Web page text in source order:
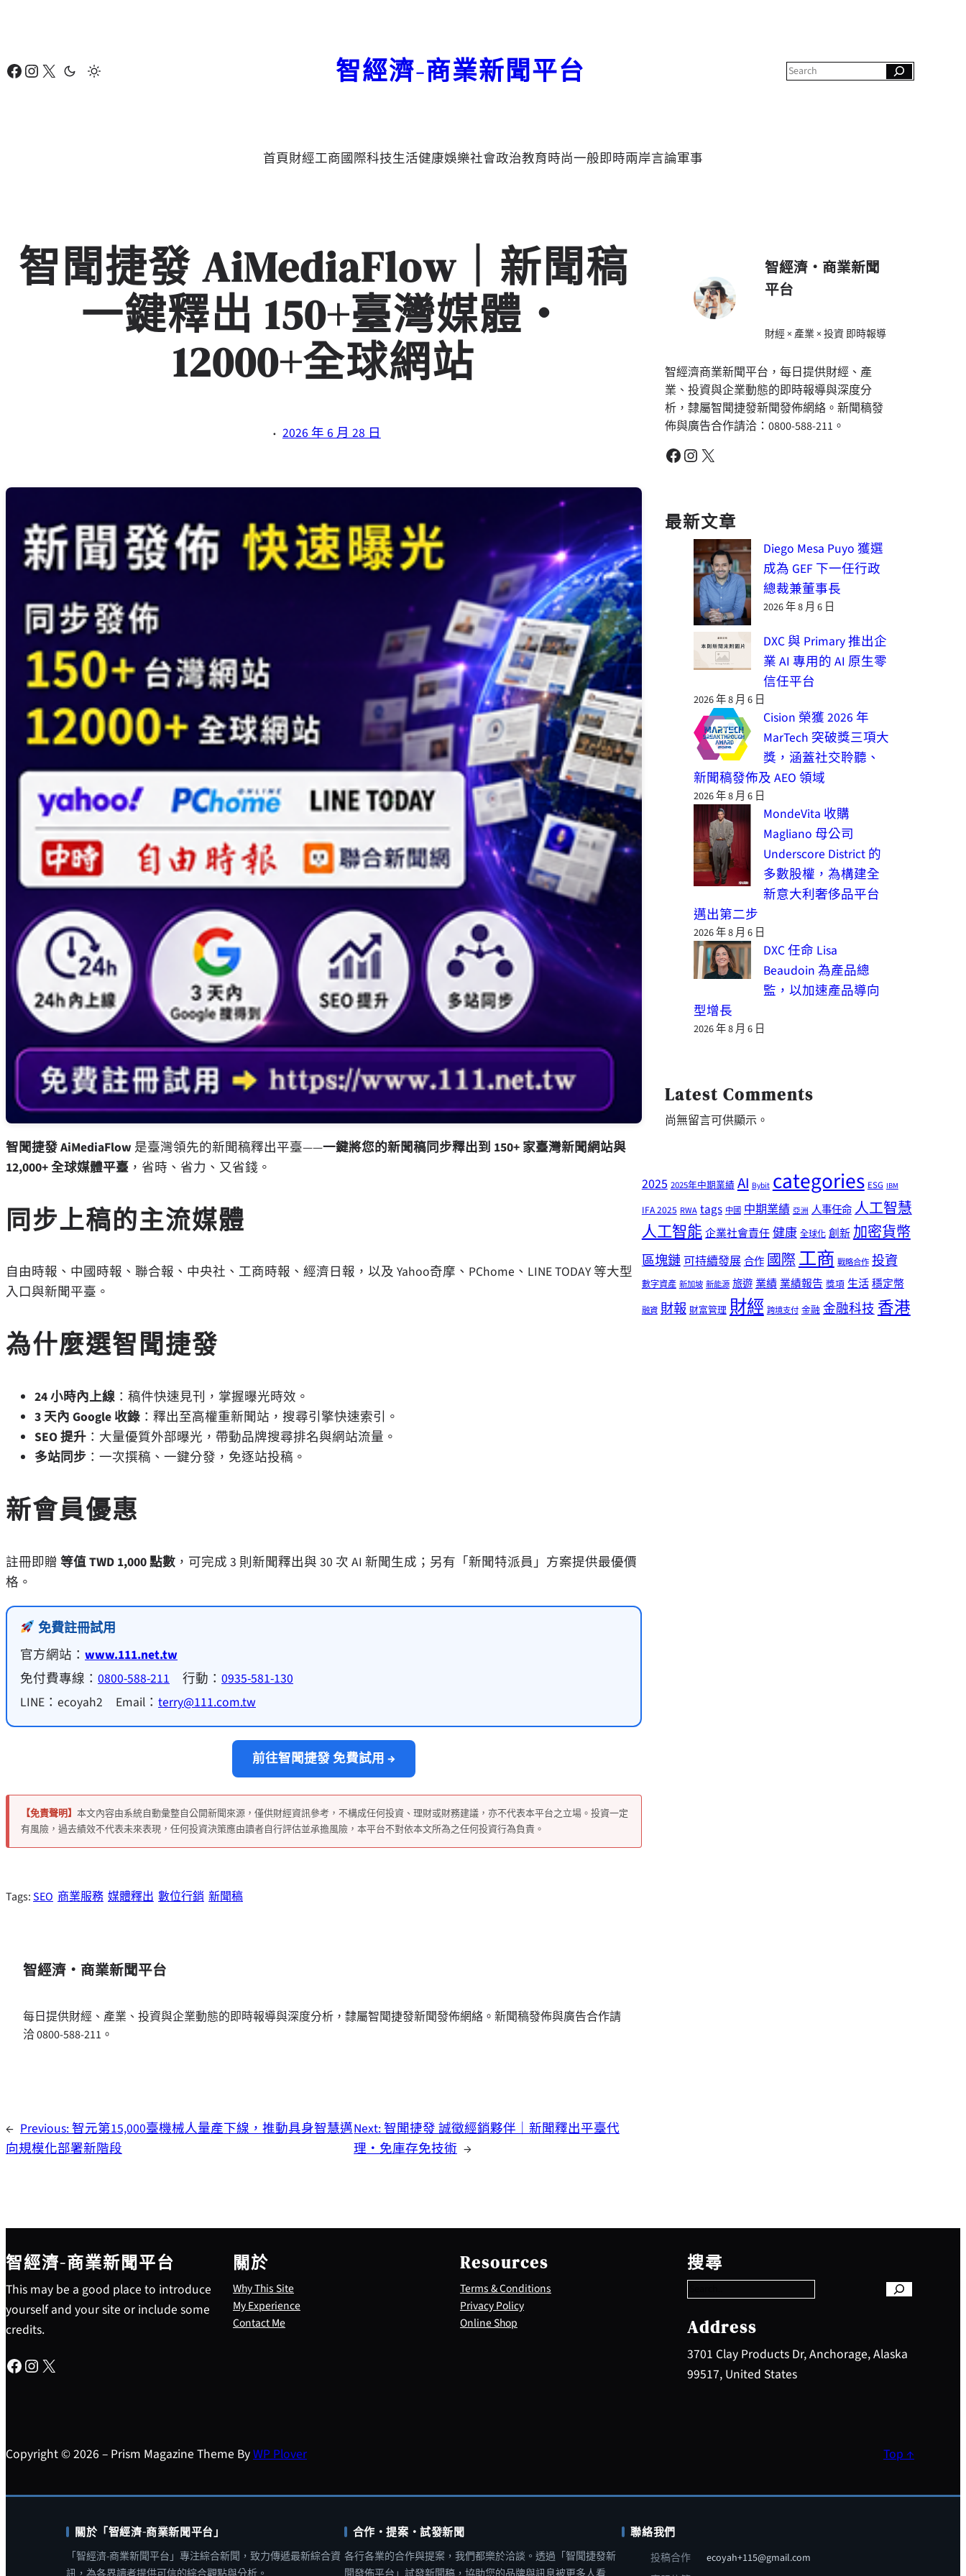
要
Facebook Instagram X 智經濟-商業新聞平台
c
首頁財經工商國際科技生活健康娛樂社會政治教育時尚一般即時兩岸言論軍事
智聞捷發 AiMediaFlow｜新聞稿
一鍵釋出 150+臺灣媒體・
12000+全球網站
· 2026 年 6 月 28 日
智聞捷發 AiMediaFlow 是臺灣領先的新聞稿釋出平臺——一鍵將您的新聞稿同步釋出到 150+ 家臺灣新聞網站與
12,000+ 全球媒體平臺 ，省時、省力、又省錢。
同步上稿的主流媒體
自由時報、中國時報、聯合報、中央社、工商時報、經濟日報，以及 Yahoo奇摩、PChome、LINE TODAY 等大型
入口與新聞平臺。
為什麼選智聞捷發
24 小時內上線 ：稿件快速見刊，掌握曝光時效。
3 天內 Google 收錄 ：釋出至高權重新聞站，搜尋引擎快速索引。
SEO 提升 ：大量優質外部曝光，帶動品牌搜尋排名與網站流量。
多站同步 ：一次撰稿、一鍵分發，免逐站投稿。
新會員優惠
註冊即贈 等值 TWD 1,000 點數 ，可完成 3 則新聞釋出與 30 次 AI 新聞生成；另有「新聞特派員」方案提供最優價
格。
免費註冊試用
官方網站： www.111.net.tw
免付費專線： 0800-588-211 行動： 0935-581-130
LINE：ecoyah2 Email： terry@111.com.tw
前往智聞捷發 免費試用 →
【免責聲明】 本文內容由系統自動彙整自公開新聞來源，僅供財經資訊參考，不構成任何投資、理財或財務建議，亦不代表本平台之立場。投資一定
有風險，過去績效不代表未來表現，任何投資決策應由讀者自行評估並承擔風險，本平台不對依本文所為之任何投資行為負責。
Tags:SEO 商業服務 媒體釋出 數位行銷 新聞稿
智經濟・商業新聞平台
每日提供財經、產業、投資與企業動態的即時報導與深度分析，隸屬智聞捷發新聞發佈網絡。新聞稿發佈與廣告合作請
洽 0800-588-211。
← Previous:智元第15,000臺機械人量產下線，推動具身智慧邁
向規模化部署新階段
Next:智聞捷發 誠徵經銷夥伴｜新聞釋出平臺代
理・免庫存免技術 →
智經濟・商業新聞
平台
財經 × 產業 × 投資 即時報導
智經濟商業新聞平台，每日提供財經、產
業、投資與企業動態的即時報導與深度分
析，隸屬智聞捷發新聞發佈網絡。新聞稿發
佈與廣告合作請洽：0800-588-211。
Facebook Instagram X
最新文章
Diego Mesa Puyo 獲選
成為 GEF 下一任行政
總裁兼董事長
2026 年 8 月 6 日
DXC 與 Primary 推出企
業 AI 專用的 AI 原生零
信任平台
2026 年 8 月 6 日
Cision 榮獲 2026 年
MarTech 突破獎三項大
獎，涵蓋社交聆聽、
新聞稿發佈及 AEO 領域
2026 年 8 月 6 日
MondeVita 收購
Magliano 母公司
Underscore District 的
多數股權，為構建全
新意大利奢侈品平台
邁出第二步
2026 年 8 月 6 日
DXC 任命 Lisa
Beaudoin 為產品總
監，以加速產品導向
型增長
2026 年 8 月 6 日
Latest Comments
尚無留言可供顯示。
2025 2025年中期業績 AI Bybit categories ESG IBM
IFA 2025 RWA tags 中國 中期業績 亞洲 人事任命人工智慧
人工智能企業社會責任健康 全球化 創新 加密貨幣
區塊鏈可持續發展合作國際工商 戰略合作 投資
數字資產 新加坡 新能源 旅遊業績業績報告 獎項 生活穩定幣
融資 財報 財富管理 財經 跨境支付 金融 金融科技香港
智經濟-商業新聞平台
This may be a good place to introduce
yourself and your site or include some
credits.
Facebook Instagram X
關於
Why This Site
My Experience
Contact Me
Resources
Terms & Conditions
Privacy Policy
Online Shop
搜尋
e
a
c
h
Address
3701 Clay Products Dr, Anchorage, Alaska
99517, United States
Copyright © 2026 – Prism Magazine Theme ByWP Plover Top ↑
關於「智經濟-商業新聞平台」
「智經濟-商業新聞平台」專注綜合新聞，致力傳遞最新綜合資
合作・提案・試發新聞
各行各業的合作與提案，我們都樂於洽談。透過「智聞捷發新
聯絡我們
投稿合作
ecoyah+115@gmail.com